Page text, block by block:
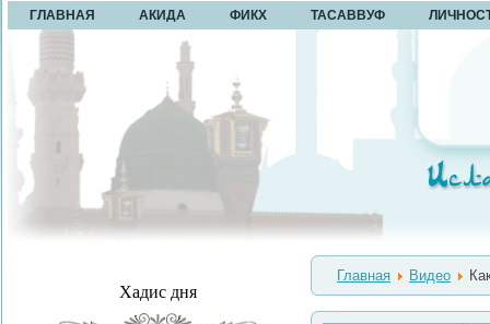
ГЛАВНАЯ АКИДА ФИКХ ТАСАВВУФ
Хадис дня
Главная Видео